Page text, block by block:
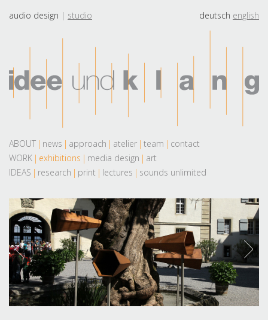
audio design studio deutsch english
ABOUT news approach atelier team
contact
WORK
exhibitions media design
art
IDEAS
research print lectures sounds unlimited